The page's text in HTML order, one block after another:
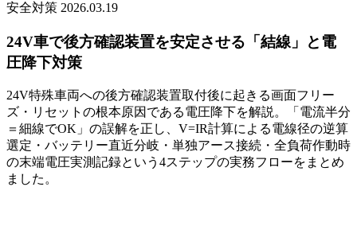
安全対策 2026.03.19
24V車で後方確認装置を安定させる「結線」と電
圧降下対策
24V特殊車両への後方確認装置取付後に起きる画面フリー
ズ・リセットの根本原因である電圧降下を解説。「電流半分
＝細線でOK」の誤解を正し、V=IR計算による電線径の逆算
選定・バッテリー直近分岐・単独アース接続・全負荷作動時
の末端電圧実測記録という4ステップの実務フローをまとめ
ました。